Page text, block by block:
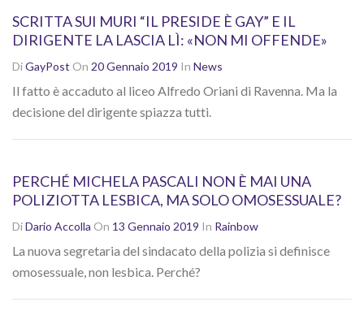
SCRITTA SUI MURI “IL PRESIDE È GAY” E IL
DIRIGENTE LA LASCIA LÌ: «NON MI OFFENDE»
DiGayPost On 20 Gennaio 2019 In News
Il fatto è accaduto al liceo Alfredo Oriani di Ravenna. Ma la
decisione del dirigente spiazza tutti.
PERCHÉ MICHELA PASCALI NON È MAI UNA
POLIZIOTTA LESBICA, MA SOLO OMOSESSUALE?
DiDario Accolla On 13 Gennaio 2019 In Rainbow
La nuova segretaria del sindacato della polizia si definisce
omosessuale, non lesbica. Perché?